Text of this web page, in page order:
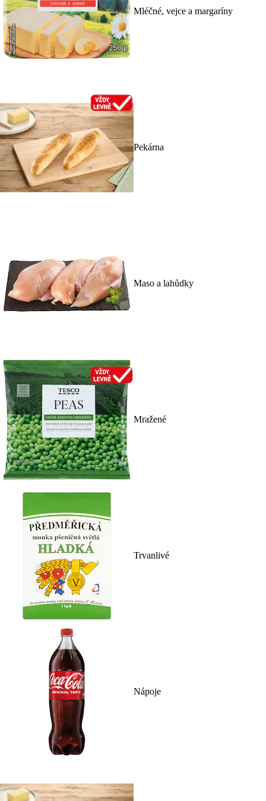
Mléčné, vejce a margaríny
Pekárna
Maso a lahůdky
Mražené
Trvanlivé
Nápoje